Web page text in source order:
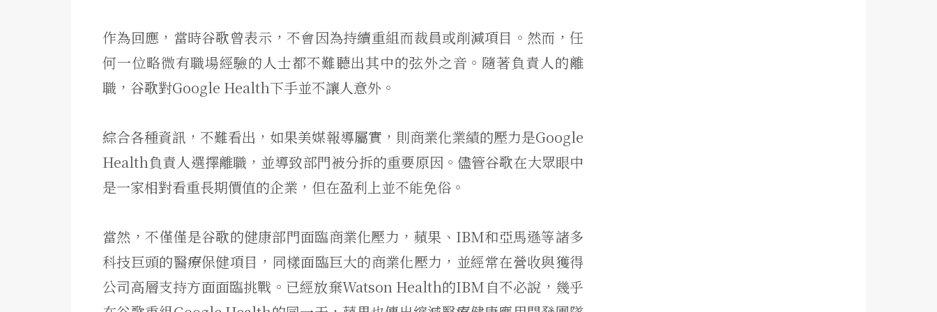
作為回應，當時谷歌曾表示，不會因為持續重組而裁員或削減項目。然而，任
何一位略微有職場經驗的人士都不難聽出其中的弦外之音。隨著負責人的離
職，谷歌對Google Health下手並不讓人意外。
綜合各種資訊，不難看出，如果美媒報導屬實，則商業化業績的壓力是Google
Health負責人選擇離職，並導致部門被分拆的重要原因。儘管谷歌在大眾眼中
是一家相對看重長期價值的企業，但在盈利上並不能免俗。
當然，不僅僅是谷歌的健康部門面臨商業化壓力，蘋果、IBM和亞馬遜等諸多
科技巨頭的醫療保健項目，同樣面臨巨大的商業化壓力，並經常在營收與獲得
公司高層支持方面面臨挑戰。已經放棄Watson Health的IBM自不必說，幾乎